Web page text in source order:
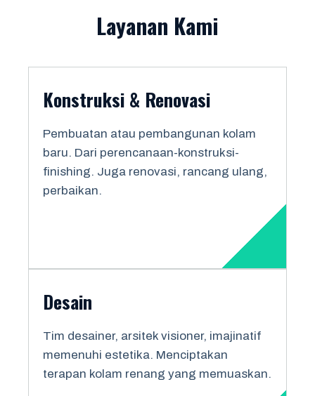
Layanan Kami
Konstruksi & Renovasi
Pembuatan atau pembangunan kolam
baru. Dari perencanaan-konstruksi-
finishing. Juga renovasi, rancang ulang,
perbaikan.
Desain
Tim desainer, arsitek visioner, imajinatif
memenuhi estetika. Menciptakan
terapan kolam renang yang memuaskan.